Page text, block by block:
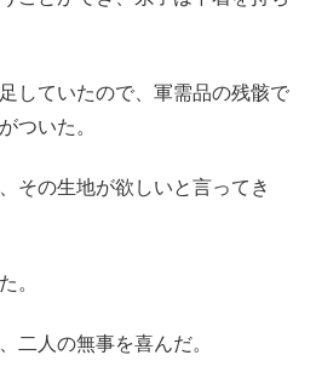
していたので、軍需品の残骸で
ついた。
その生地が欲しいと言ってき
。
二人の無事を喜んだ。